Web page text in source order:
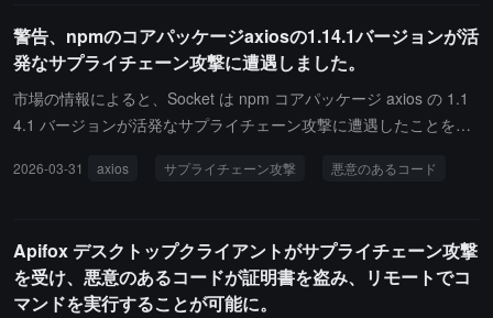
トリ上で約3時間生存した後に削除されました。セキュリティ会社
Wizのデータによると、Axiosの週あたりのダウンロード数は1億回
を超え、約80%のクラウドおよびコード環境に存在しています。セ
キュリティ会社Huntressは、悪意のあるパッケージが公開されてか
も135のシステムが侵害されたことを確認しました。注目すべき
入していたにもかかわらず、攻撃者はこれらの防御を完全に回避し
ました。調査の結果、プロジェクトはOIDCを設定する際に従来の
長期有効なNPM_TOKENを保持しており、npmは両者が共存する場
警告、npmのコアパッケージaxiosの1.14.1バージョンが活
発なサプライチェーン攻撃に遭遇しました。
市場の情報によると、Socket は npm コアパッケージ axios の 1.1
4.1 バージョンが活発なサプライチェーン攻撃に遭遇したことを検
に悪意のあるコードを埋め込みました。axios を使用している開発
2026-03-31 axios サプライチェーン攻撃 悪意のあるコード
Apifox デスクトップクライアントがサプライチェーン攻撃
を受け、悪意のあるコードが証明書を盗み、リモートでコ
マンドを実行することが可能に。